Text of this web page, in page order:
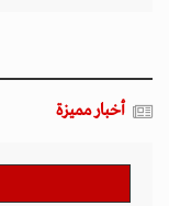
أخبار مميزة